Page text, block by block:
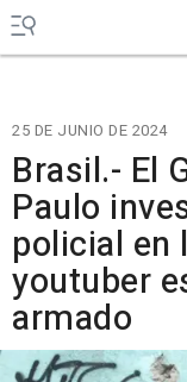
25 DE JUNIO DE 2024
Brasil.- El
Paulo
policial en
youtuber
armado